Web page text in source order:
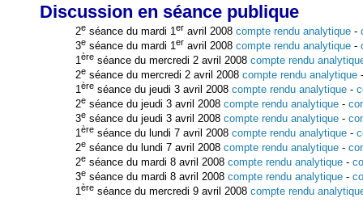
Discussion en séance publique
2e séance du mardi 1er avril 2008compte rendu analytique -
3e séance du mardi 1er avril 2008compte rendu analytique -
1ère séance du mercredi 2 avril 2008compte rendu
2e séance du mercredi 2 avril 2008compte rendu analytique
1ère séance du jeudi 3 avril 2008compte rendu analytique -
2e séance du jeudi 3 avril 2008compte rendu analytique -
3e séance du jeudi 3 avril 2008compte rendu analytique -
1ère séance du lundi 7 avril 2008compte rendu analytique -
2e séance du lundi 7 avril 2008compte rendu analytique -
2e séance du mardi 8 avril 2008compte rendu analytique -
3e séance du mardi 8 avril 2008compte rendu analytique -
1ère séance du mercredi 9 avril 2008compte rendu